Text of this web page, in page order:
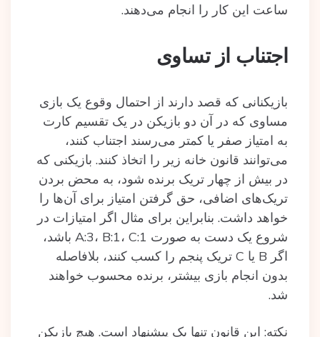
ساعت این کار را انجام می‌دهند.
اجتناب از تساوی
بازیکنانی که قصد دارند از احتمال وقوع یک بازی
مساوی که در آن دو بازیکن در یک تقسیم کارت
به امتیاز صفر یا کمتر می‌رسند اجتناب کنند،
می‌توانند قانون خانه زیر را اتخاذ کنند. بازیکنی که
در بیش از چهار تریک برنده شود، به محض بردن
تریک‌های اضافی، حق گرفتن‌ امتیاز برای آن‌ها را
خواهد داشت. بنابراین برای مثال اگر امتیازات در
شروع یک دست به صورت A:3، B:1، C:1 باشد،
اگر B یا C تریک پنجم را کسب کنند، بلافاصله
بدون انجام بازی بیشتر، برنده محسوب خواهند
شد.
نکته: این قانون تنها یک پیشنهاد است. هیچ بازیکن